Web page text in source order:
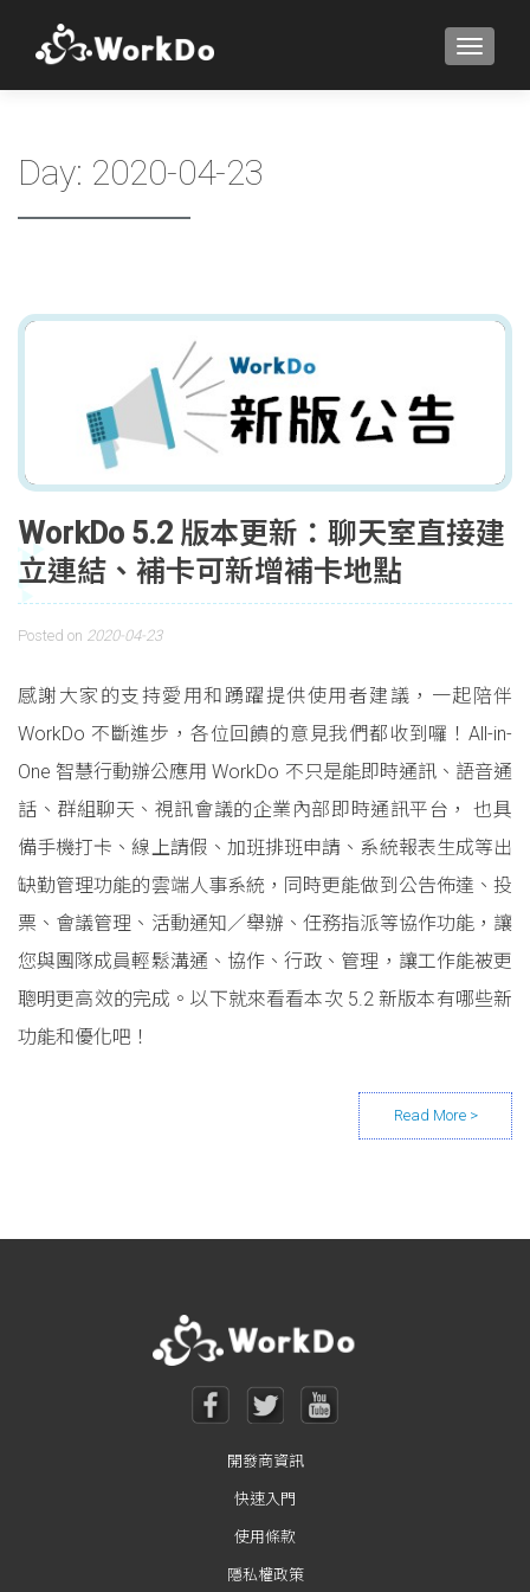
Day: 2020-04-23
WorkDo 5.2 版本更新：聊天室直接建
立連結、補卡可新增補卡地點
Posted on 2020-04-23
感謝大家的支持愛用和踴躍提供使用者建議，一起陪伴
WorkDo 不斷進步，各位回饋的意見我們都收到囉！All-in-
One 智慧行動辦公應用 WorkDo 不只是能即時通訊、語音通
話、群組聊天、視訊會議的企業內部即時通訊平台， 也具
備手機打卡、線上請假、加班排班申請、系統報表生成等出
缺勤管理功能的雲端人事系統，同時更能做到公告佈達、投
票、會議管理、活動通知／舉辦、任務指派等協作功能，讓
您與團隊成員輕鬆溝通、協作、行政、管理，讓工作能被更
聰明更高效的完成。以下就來看看本次 5.2 新版本有哪些新
功能和優化吧！
Posts navigation
開發商資訊
快速入門
使用條款
隱私權政策